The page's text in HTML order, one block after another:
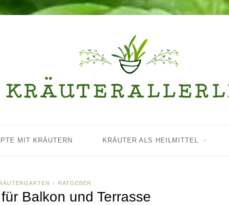
MIT KRÄUTERN KRÄUTER ALS HEILMITTEL
/ RATGEBER
Balkon und Terrasse